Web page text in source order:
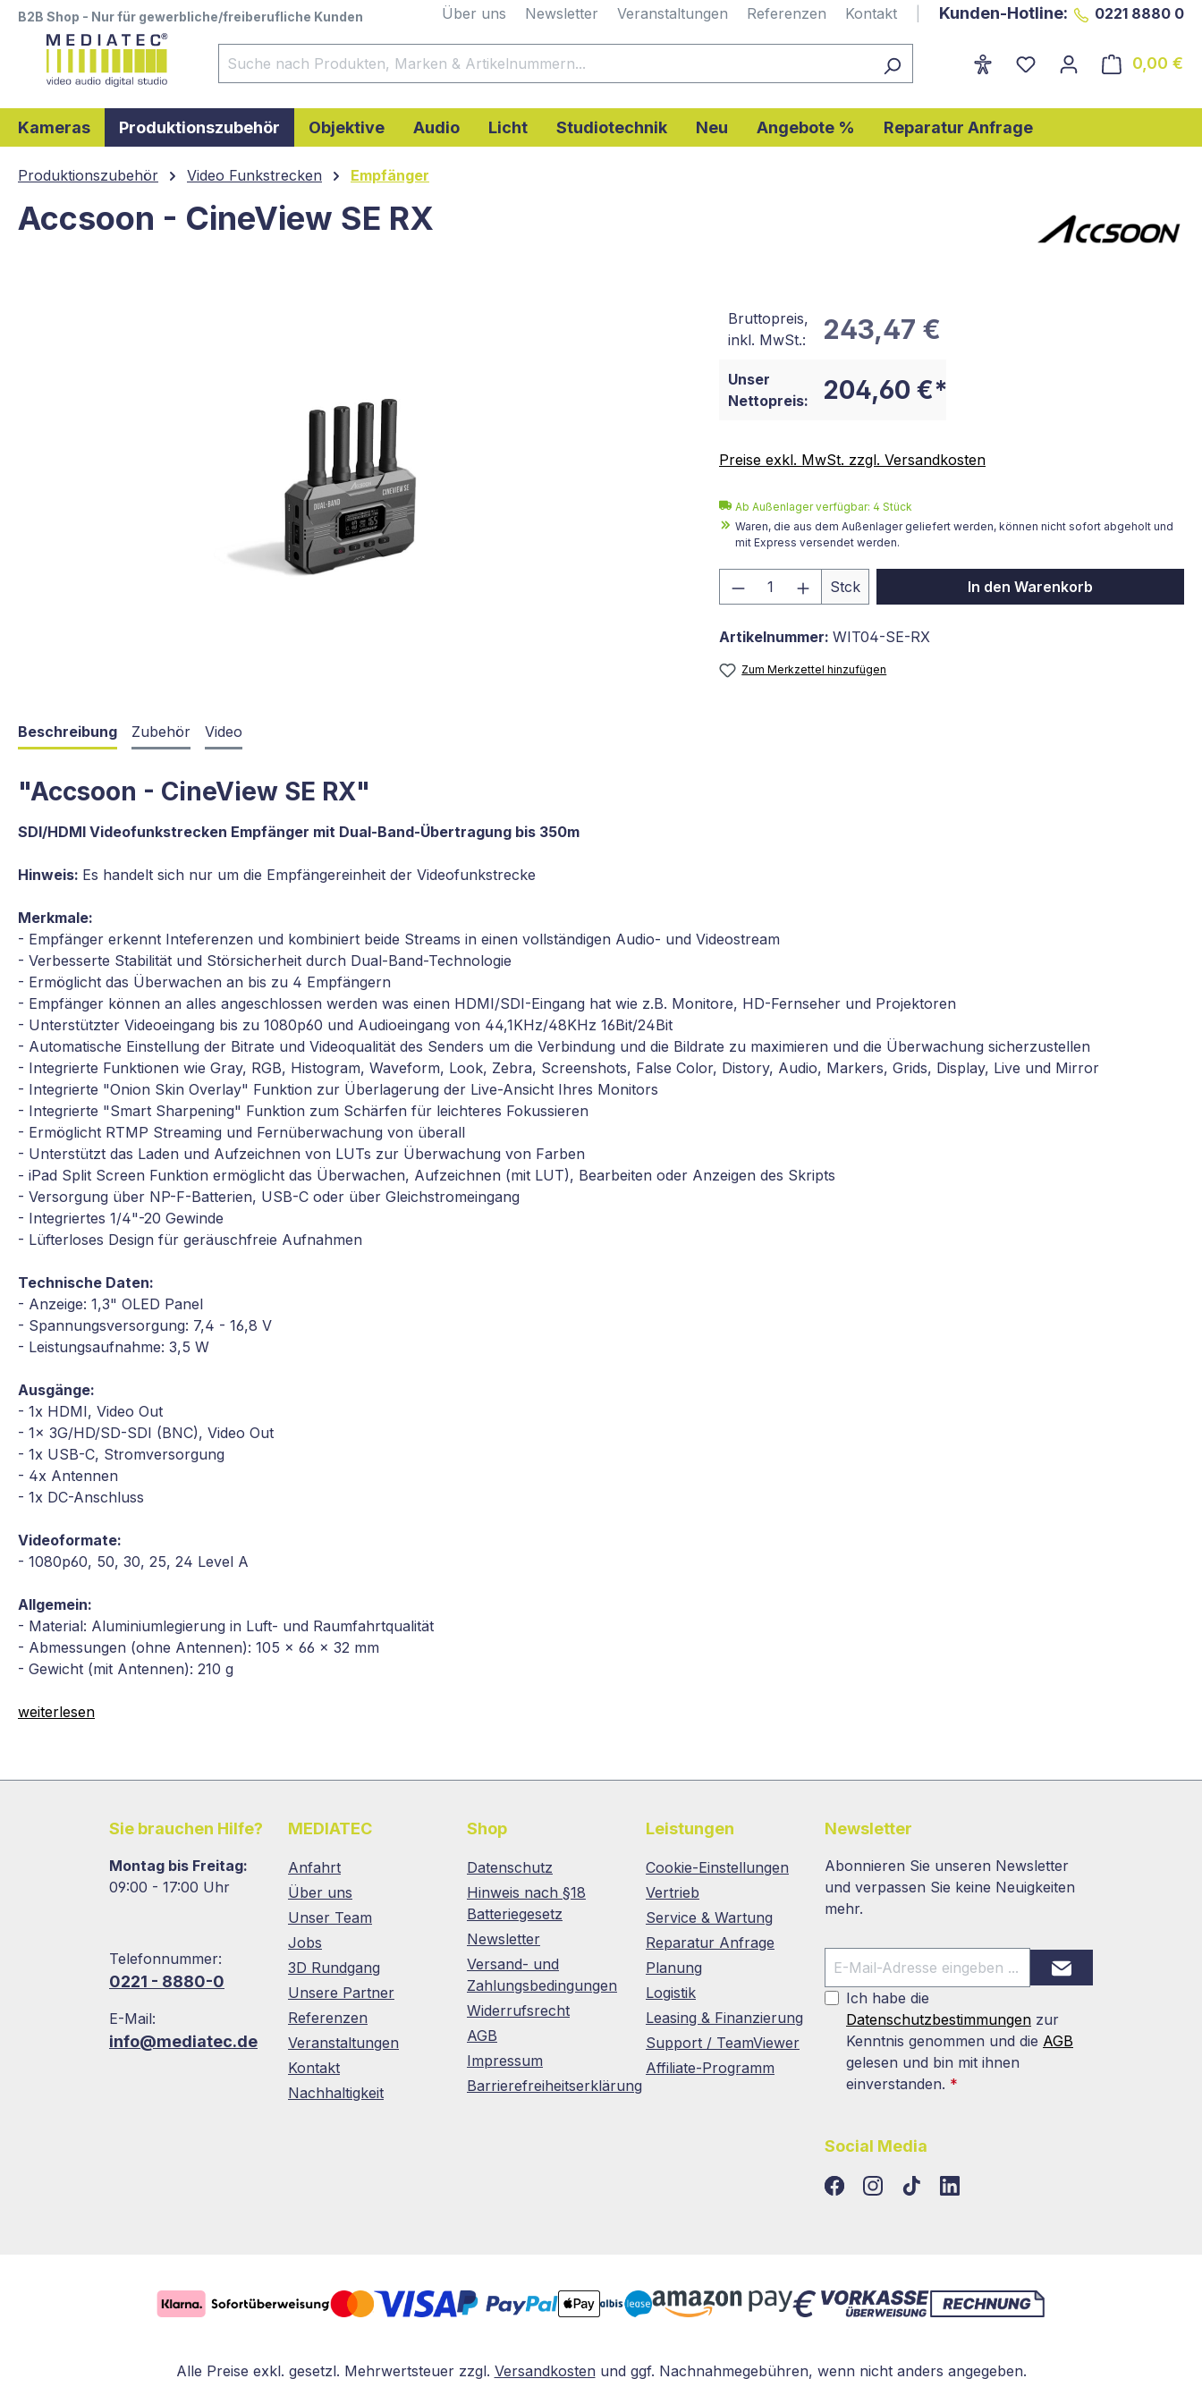
Zur Hauptnavigation springen
B2B Shop - Nur für gewerbliche/freiberufliche Kunden Über uns Newsletter Veranstaltungen Referenzen Kontakt Kunden-Hotline: 0221 8880 0
0,00 €
Kameras Produktionszubehör Objektive Audio Licht Studiotechnik Neu Angebote % Reparatur Anfrage
Produktionszubehör Video Funkstrecken Empfänger
Accsoon - CineView SE RX
Bruttopreis,
inkl. MwSt.:
243,47 €
Unser
Nettopreis:
204,60 €*
Preise exkl. MwSt. zzgl. Versandkosten
Ab Außenlager verfügbar: 4 Stück
Waren, die aus dem Außenlager geliefert werden, können nicht sofort abgeholt und
mit Express versendet werden.
Produkt Anzahl: Gib den gewünschten Wert
Stck In den Warenkorb
Artikelnummer: WIT04-SE-RX
Zum Merkzettel hinzufügen
Beschreibung Zubehör Video
"Accsoon - CineView SE RX"
SDI/HDMI Videofunkstrecken Empfänger mit Dual-Band-Übertragung bis 350m
Hinweis: Es handelt sich nur um die Empfängereinheit der Videofunkstrecke
Merkmale:
- Empfänger erkennt Inteferenzen und kombiniert beide Streams in einen vollständigen Audio- und Videostream
- Verbesserte Stabilität und Störsicherheit durch Dual-Band-Technologie
- Ermöglicht das Überwachen an bis zu 4 Empfängern
- Empfänger können an alles angeschlossen werden was einen HDMI/SDI-Eingang hat wie z.B. Monitore, HD-Fernseher und Projektoren
- Unterstützter Videoeingang bis zu 1080p60 und Audioeingang von 44,1KHz/48KHz 16Bit/24Bit
- Automatische Einstellung der Bitrate und Videoqualität des Senders um die Verbindung und die Bildrate zu maximieren und die Überwachung sicherzustellen
- Integrierte Funktionen wie Gray, RGB, Histogram, Waveform, Look, Zebra, Screenshots, False Color, Distory, Audio, Markers, Grids, Display, Live und Mirror
- Integrierte "Onion Skin Overlay" Funktion zur Überlagerung der Live-Ansicht Ihres Monitors
- Integrierte "Smart Sharpening" Funktion zum Schärfen für leichteres Fokussieren
- Ermöglicht RTMP Streaming und Fernüberwachung von überall
- Unterstützt das Laden und Aufzeichnen von LUTs zur Überwachung von Farben
- iPad Split Screen Funktion ermöglicht das Überwachen, Aufzeichnen (mit LUT), Bearbeiten oder Anzeigen des Skripts
- Versorgung über NP-F-Batterien, USB-C oder über Gleichstromeingang
- Integriertes 1/4"-20 Gewinde
- Lüfterloses Design für geräuschfreie Aufnahmen
Technische Daten:
- Anzeige: 1,3" OLED Panel
- Spannungsversorgung: 7,4 - 16,8 V
- Leistungsaufnahme: 3,5 W
Ausgänge:
- 1x HDMI, Video Out
- 1x 3G/HD/SD-SDI (BNC), Video Out
- 1x USB-C, Stromversorgung
- 4x Antennen
- 1x DC-Anschluss
Videoformate:
- 1080p60, 50, 30, 25, 24 Level A
Allgemein:
- Material: Aluminiumlegierung in Luft- und Raumfahrtqualität
- Abmessungen (ohne Antennen): 105 x 66 x 32 mm
- Gewicht (mit Antennen): 210 g
weiterlesen
Sie brauchen Hilfe?
Montag bis Freitag:
09:00 - 17:00 Uhr
Telefonnummer:
0221 - 8880-0
E-Mail:
info@mediatec.de
MEDIATEC
Anfahrt
Über uns
Unser Team
Jobs
3D Rundgang
Unsere Partner
Referenzen
Veranstaltungen
Kontakt
Nachhaltigkeit
Shop
Datenschutz
Hinweis nach §18
Batteriegesetz
Newsletter
Versand- und
Zahlungsbedingungen
Widerrufsrecht
AGB
Impressum
Barrierefreiheitserklärung
Leistungen
Cookie-Einstellungen
Vertrieb
Service & Wartung
Reparatur Anfrage
Planung
Logistik
Leasing & Finanzierung
Support / TeamViewer
Affiliate-Programm
Newsletter
Abonnieren Sie unseren Newsletter
und verpassen Sie keine Neuigkeiten
mehr.
Ich habe die
Datenschutzbestimmungen zur
Kenntnis genommen und die AGB
gelesen und bin mit ihnen
einverstanden. *
Social Media
TikTokLinkedIn
Alle Preise exkl. gesetzl. Mehrwertsteuer zzgl. Versandkosten und ggf. Nachnahmegebühren, wenn nicht anders angegeben.